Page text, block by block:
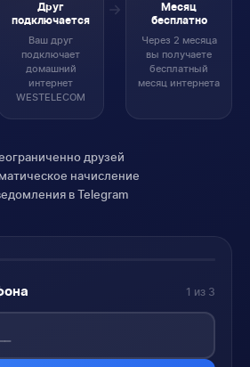
Друг
подключается
Ваш друг
подключает
домашний
интернет
WESTELECOM
Месяц
бесплатно
Через 2 месяца
вы получаете
бесплатный
месяц интернета
друзей
начисление
в Telegram
1 из 3